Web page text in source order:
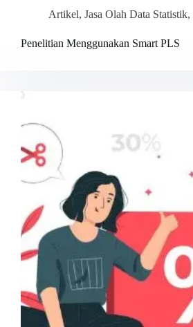
Artikel, Jasa Olah Data Statistik,
Penelitian Menggunakan Smart PLS